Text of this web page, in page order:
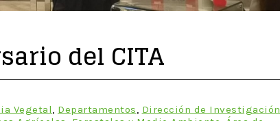
del CITA
Vegetal, Departamentos, Dirección de Investigación